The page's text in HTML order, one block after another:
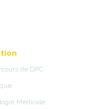
de DPC
Médicale